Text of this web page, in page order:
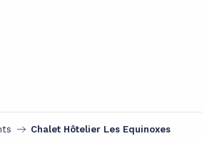
Chalet Hôtelier Les Equinoxes